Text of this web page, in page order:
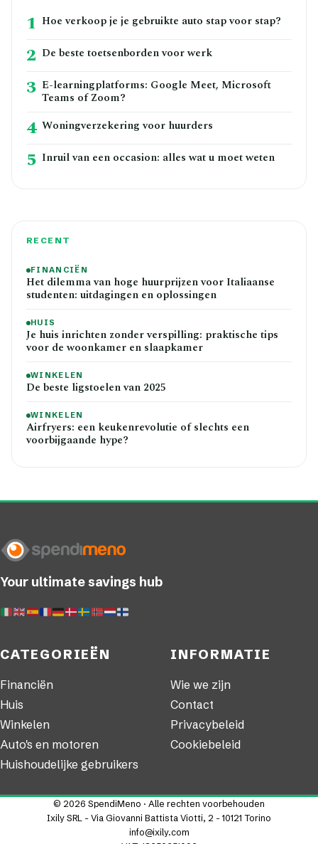
1 Hoe verkoop je je gebruikte auto stap voor stap?
2 De beste toetsenborden voor werk
3 E-learningplatforms: Google Meet, Microsoft
Teams of Zoom?
4 Woningverzekering voor huurders
5 Inruil van een occasion: alles wat u moet weten
RECENT
FINANCIËN
Het dilemma van hoge huurprijzen voor Italiaanse
studenten: uitdagingen en oplossingen
HUIS
Je huis inrichten zonder verspilling: praktische tips
voor de woonkamer en slaapkamer
WINKELEN
De beste ligstoelen van 2025
WINKELEN
Airfryers: een keukenrevolutie of slechts een
voorbijgaande hype?
Your ultimate savings hub
CATEGORIEËN
Financiën
Huis
Winkelen
Auto's en motoren
Huishoudelijke gebruikers
INFORMATIE
Wie we zijn
Contact
Privacybeleid
Cookiebeleid
© 2026 SpendiMeno · Alle rechten voorbehouden
Ixily SRL - Via Giovanni Battista Viotti, 2 - 10121 Torino
info@ixily.com